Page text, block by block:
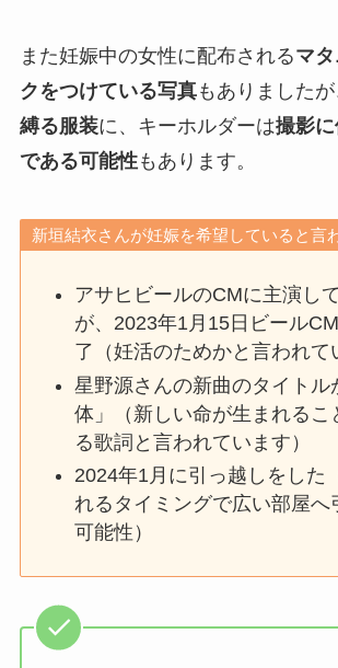
また妊娠中の女性に配布されるマ
クをつけている写真もありましたが
縛る服装に、キーホルダーは撮影
である可能性もあります。
新垣結衣さんが妊娠を希望していると言
アサヒビールのCMに主演し
が、2023年1月15日ビール
了（妊活のためかと言われて
星野源さんの新曲のタイトル
体」（新しい命が生まれるこ
る歌詞と言われています）
2024年1月に引っ越しをした
れるタイミングで広い部屋へ
可能性）